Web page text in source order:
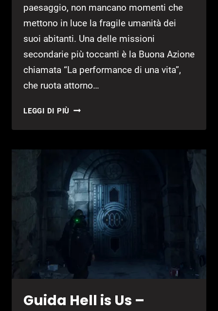
paesaggio, non mancano momenti che
mettono in luce la fragile umanità dei
suoi abitanti. Una delle missioni
secondarie più toccanti è la Buona Azione
chiamata “La performance di una vita”,
che ruota attorno…
LEGGI DI PIÙ GUIDA
IS
L’APICE
DI
UNA
VITA
(IL
VIOLINISTA)
Guida Hell is Us –